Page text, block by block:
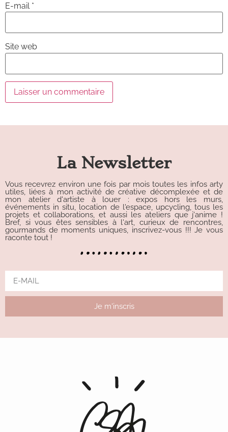
E-mail *
Site web
La Newsletter
Vous recevrez environ une fois par mois toutes les infos arty
utiles, liées à mon activité de créative décomplexée et de
mon atelier d'artiste à louer : expos hors les murs,
événements in situ, location de l'espace, upcycling, tous les
projets et collaborations, et aussi les ateliers que j'anime !
Bref, si vous êtes sensibles à l'art, curieux de rencontres,
gourmands de moments uniques, inscrivez-vous !!! Je vous
raconte tout !
Je m'inscris